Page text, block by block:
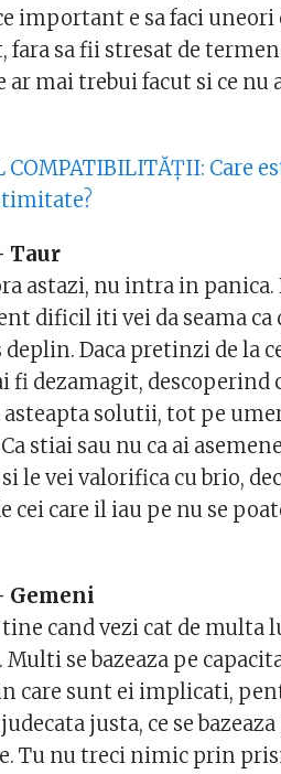
important e sa faci uneori
sa fii stresat de
ar mai trebui facut si ce nu
COMPATIBILITĂŢII: Care
Taur
astazi, nu intra in
dificil iti vei da seama ca
Daca pretinzi de la
fi dezamagit, descoperind
solutii, tot pe
stiai sau nu ca ai
le vei valorifica cu brio,
care il iau pe nu se
Gemeni
cand vezi cat de multa
se bazeaza pe
care sunt ei implicati,
justa, ce se bazeaza
Tu nu treci nimic prin